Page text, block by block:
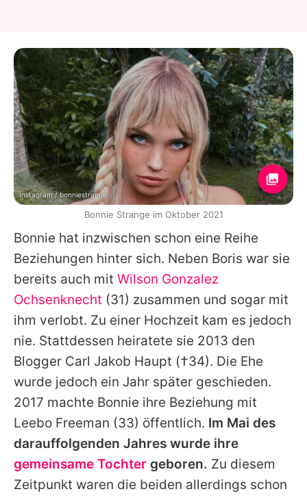
Bonnie hat inzwischen schon eine Reihe
Beziehungen hinter sich. Neben Boris war sie
bereits auch mit Wilson Gonzalez
Ochsenknecht (31) zusammen und sogar mit
ihm verlobt. Zu einer Hochzeit kam es jedoch
nie. Stattdessen heiratete sie 2013 den
Blogger Carl Jakob Haupt (†34). Die Ehe
wurde jedoch ein Jahr später geschieden.
2017 machte Bonnie ihre Beziehung mit
Leebo Freeman (33) öffentlich. Im Mai des
darauffolgenden Jahres wurde ihre
gemeinsame Tochter geboren. Zu diesem
Zeitpunkt waren die beiden allerdings schon
Instagram / bonniestrange
Bonnie Strange im Oktober 2021